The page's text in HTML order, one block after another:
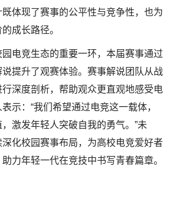
体现了赛事的公平性与竞争性，也为
成长路径。
电竞生态的重要一环，本届赛事通过
提升了观赛体验。赛事解说团队从战
深度剖析，帮助观众更直观地感受电
示：“我们希望通过电竞这一载体，
激发年轻人突破自我的勇气。”未
化校园赛事布局，为高校电竞爱好者
力年轻一代在竞技中书写青春篇章。